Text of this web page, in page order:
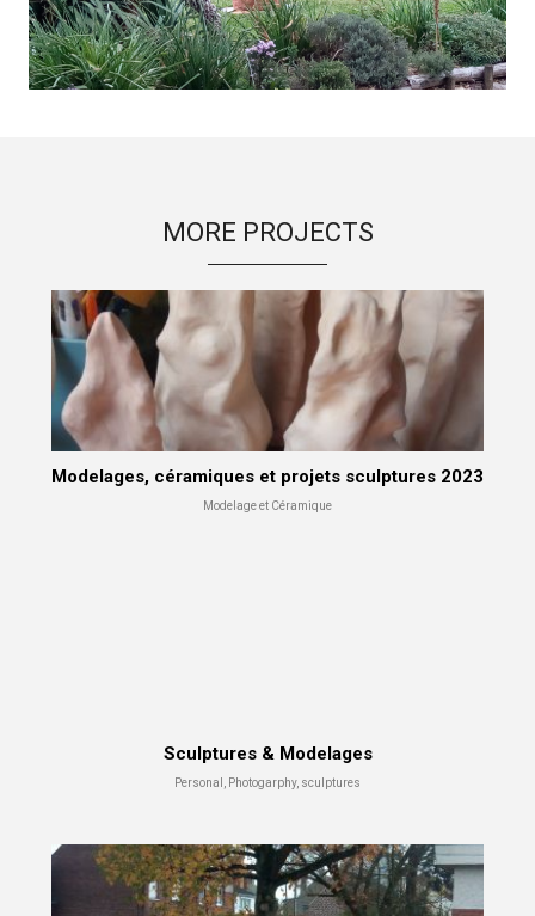
MORE PROJECTS
Modelages, céramiques et projets sculptures 2023
Modelage et Céramique
Sculptures & Modelages
Personal, Photogarphy, sculptures